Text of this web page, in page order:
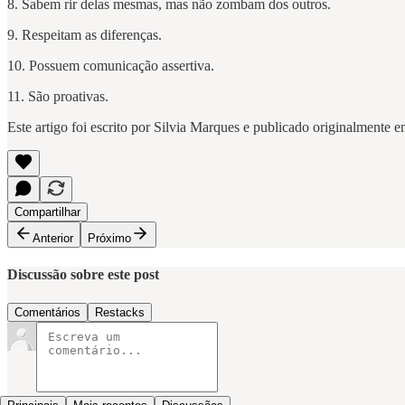
8. Sabem rir delas mesmas, mas não zombam dos outros.
9. Respeitam as diferenças.
10. Possuem comunicação assertiva.
11. São proativas.
Este artigo foi escrito por Silvia Marques e publicado originalmente
Compartilhar
Anterior
Próximo
Discussão sobre este post
Comentários Restacks